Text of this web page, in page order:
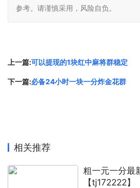
参考。请谨慎采用，风险自负。
上一篇:可以提现的1块红中麻将群稳定
下一篇:必备24小时一块一分炸金花群
相关推荐
粗一元一分最
【tj172222】